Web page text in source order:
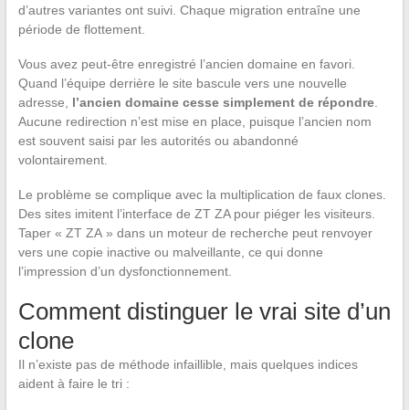
d’autres variantes ont suivi. Chaque migration entraîne une
période de flottement.
Vous avez peut-être enregistré l’ancien domaine en favori.
Quand l’équipe derrière le site bascule vers une nouvelle
adresse, l’ancien domaine cesse simplement de répondre.
Aucune redirection n’est mise en place, puisque l’ancien nom
est souvent saisi par les autorités ou abandonné
volontairement.
Le problème se complique avec la multiplication de faux clones.
Des sites imitent l’interface de ZT ZA pour piéger les visiteurs.
Taper « ZT ZA » dans un moteur de recherche peut renvoyer
vers une copie inactive ou malveillante, ce qui donne
l’impression d’un dysfonctionnement.
Comment distinguer le vrai site d’un
clone
Il n’existe pas de méthode infaillible, mais quelques indices
aident à faire le tri :